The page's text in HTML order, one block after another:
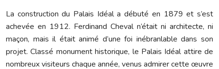
La construction du Palais Idéal a débuté en 1879 et s’est
achevée en 1912. Ferdinand Cheval n’était ni architecte, ni
maçon, mais il était animé d’une foi inébranlable dans son
projet. Classé monument historique, le Palais Idéal attire de
nombreux visiteurs chaque année, venus admirer cette œuvre